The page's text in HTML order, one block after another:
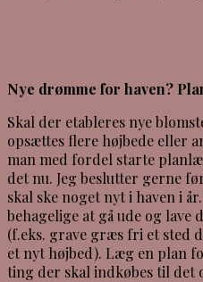
Nye drømme for haven?
Skal der etableres nye
opsættes flere højbede eller
man med fordel starte
det nu. Jeg beslutter gerne
skal ske noget nyt i haven i
behagelige at gå ude og lave
(f.eks. grave græs fri et sted
et nyt højbed). Læg en plan
ting der skal indkøbes til det